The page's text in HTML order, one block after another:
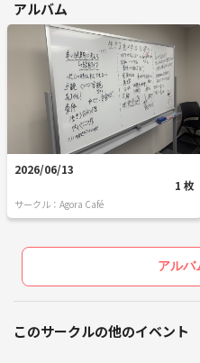
アルバム
2026/06/13
1 枚
サークル：Agora Café
アルバ
このサークルの他のイベント